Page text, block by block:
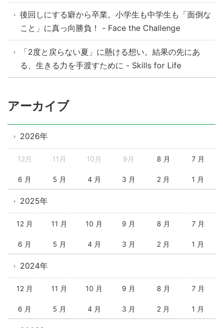
後回しにする癖から卒業。小学生も中学生も「面倒な
こと」に真っ向勝負！ - Face the Challenge
「2度と戻らない夏」に懸ける想い。結果の先にあ
る、生きる力を手渡すために - Skills for Life
アーカイブ
2026年
12月 11月 10月 9月 8 月 7 月
6 月 5 月 4 月 3 月 2 月 1 月
2025年
12 月 11 月 10 月 9 月 8 月 7 月
6 月 5 月 4 月 3 月 2 月 1 月
2024年
12 月 11 月 10 月 9 月 8 月 7 月
6 月 5 月 4 月 3 月 2 月 1 月